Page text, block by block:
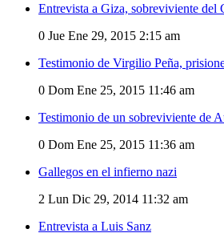
Entrevista a Giza, sobreviviente del
0 Jue Ene 29, 2015 2:15 am
Testimonio de Virgilio Peña,
0 Dom Ene 25, 2015 11:46 am
Testimonio de un sobreviviente de
0 Dom Ene 25, 2015 11:36 am
Gallegos en el infierno nazi
2 Lun Dic 29, 2014 11:32 am
Entrevista a Luis Sanz